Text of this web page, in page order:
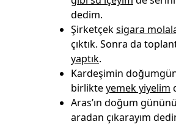
dedim.
Şirketçeksigara
çıktık. Sonra da
yaptık.
Kardeşimin
birlikteyemek yiyelim
Aras’ın doğum
aradan çıkarayım